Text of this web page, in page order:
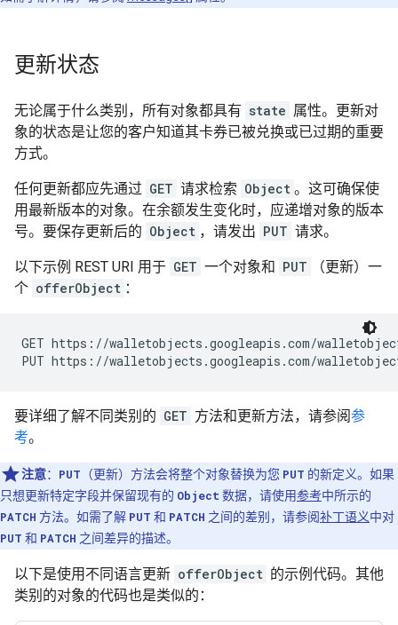
更新状态
无论属于什么类别，所有对象都具有 state 属性。更新对
象的状态是让您的客户知道其卡券已被兑换或已过期的重要
方式。
任何更新都应先通过 GET 请求检索 Object 。这可确保使
用最新版本的对象。在余额发生变化时，应递增对象的版本
号。要保存更新后的 Object ，请发出 PUT 请求。
以下示例 REST URI 用于 GET 一个对象和 PUT
（更新）一
个 offerObject ：
GET https://walletobjects.googleapis.com/
PUT https://walletobjects.googleapis.com/
要详细了解不同类别的 GET 方法和更新方法，请参阅参
考。
注意： PUT （更新）方法会将整个对象替换为您 PUT 的新定义。如果
只想更新特定字段并保留现有的 Object 数据，请使用参考中所示的
PATCH 方法。如需了解 PUT 和 PATCH 之间的差别，请参阅补丁语义中对
PUT 和 PATCH 之间差异的描述。
以下是使用不同语言更新 offerObject 的示例代码。其他
类别的对象的代码也是类似的：